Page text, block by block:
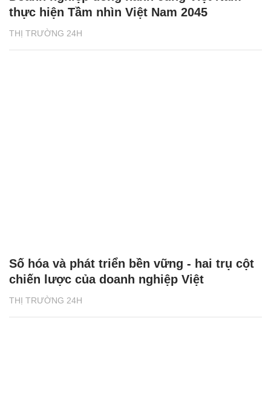
THỊ TRƯỜNG 24H
thực hiện Tầm nhìn Việt Nam 2045
THỊ TRƯỜNG 24H
Số hóa và phát triển bền vững - hai trụ cột
chiến lược của doanh nghiệp Việt